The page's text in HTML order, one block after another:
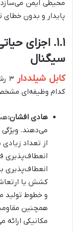
محیطی ایمن
پایدار و بدون
۱.۱. اجزای
سیگنال
کابل شیلددار
۳
کدام وظیفه‌ای
هادی افشان:
می‌دهند.
از تعداد
انعطاف‌پذیری
انعطاف‌پذیری
کشش یا ارتعاش
و خطوط تولید
همچنین
مکانیکی ارائه